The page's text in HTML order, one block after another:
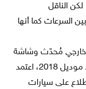
الناقل
السرعات كما أنها
خارجي مُحدّث وشاشة
لمس أكبر لنظام المعلومات والترفيه الموجودة في موديل 2018، اعتمد
على سيارات